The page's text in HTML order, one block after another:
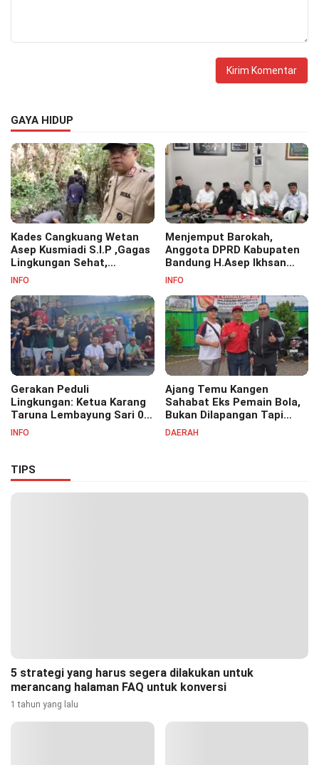
GAYA HIDUP
Kades Cangkuang Wetan
Asep Kusmiadi S.I.P ,Gagas
Lingkungan Sehat,
Bersihkan Saluran Air di RW
INFO
Menjemput Barokah,
Anggota DPRD Kabupaten
Bandung H.Asep Ikhsan
S.Pd.M.M Hadiri Haul Akbar
Pesantren Cipasung.
INFO
Gerakan Peduli
Lingkungan: Ketua Karang
Taruna Lembayung Sari 09
Irvan Permana Ajak
INFO
Ajang Temu Kangen
Sahabat Eks Pemain Bola,
Bukan Dilapangan Tapi
Ditongkrongan
DAERAH
TIPS
5 strategi yang harus segera dilakukan untuk
merancang halaman FAQ untuk konversi
1 tahun yang lalu